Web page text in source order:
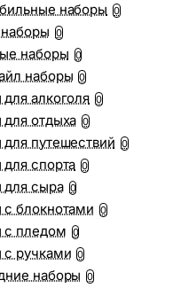
наборы 0
0
наборы 0
наборы 0
алкоголя 0
отдыха 0
путешествий 0
спорта 0
для сыра 0
блокнотами 0
с пледом 0
ручками 0
наборы 0